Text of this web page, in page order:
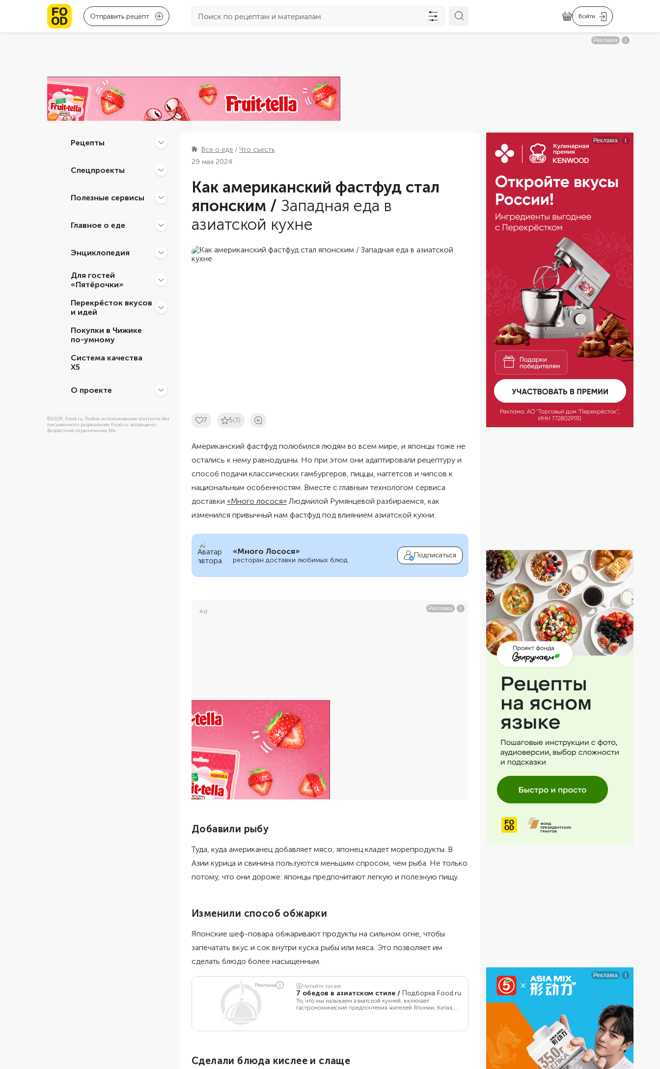
Отправить рецепт Войти
Рецепты
Спецпроекты
Полезные сервисы
Главное о еде
Энциклопедия
Для гостей
«Пятёрочки»
Перекрёсток вкусов
и идей
Покупки в Чижике
по-умному
Система качества
Х5
О проекте
©2026, Food.ru Любое использование контента без
письменного разрешения Food.ru запрещено.
Возрастное ограничение 16+
Все о еде
Что съесть
29 мая 2024
Как американский фастфуд стал
японским / Западная еда в
азиатской кухне
7 5(3)
Американский фастфуд полюбился людям во всем мире, и японцы тоже не
остались к нему равнодушны. Но при этом они адаптировали рецептуру и
способ подачи классических гамбургеров, пиццы, наггетсов и чипсов к
национальным особенностям. Вместе с главным технологом сервиса
доставки «Много лосося» Людмилой Румянцевой разбираемся, как
изменился привычный нам фастфуд под влиянием азиатской кухни.
«Много Лосося»
ресторан доставки любимых блюд
Подписаться
Ad
Добавили рыбу
Туда, куда американец добавляет мясо, японец кладет морепродукты. В
Азии курица и свинина пользуются меньшим спросом, чем рыба. Не только
потому, что они дороже: японцы предпочитают легкую и полезную пищу.
Изменили способ обжарки
Японские шеф-повара обжаривают продукты на сильном огне, чтобы
запечатать вкус и сок внутри куска рыбы или мяса. Это позволяет им
сделать блюдо более насыщенным.
Читайте также
7 обедов в азиатском стиле / Подборка Food.ru
То, что мы называем азиатской кухней, включает
гастрономические предпочтения жителей Японии, Китая,
Реклама
Сделали блюда кислее и слаще